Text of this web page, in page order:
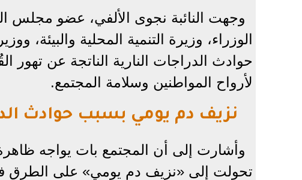
وجهت النائبة نجوى الألفي، عضو
الوزراء، وزيرة التنمية المحلية والبيئة،
حوادث الدراجات النارية الناتجة عن تهور
لأرواح المواطنين وسلامة المجتمع.
نزيف دم يومي بسبب حوادث
وأشارت إلى أن المجتمع بات يواجه
تحولت إلى «نزيف دم يومي» على الطرق في